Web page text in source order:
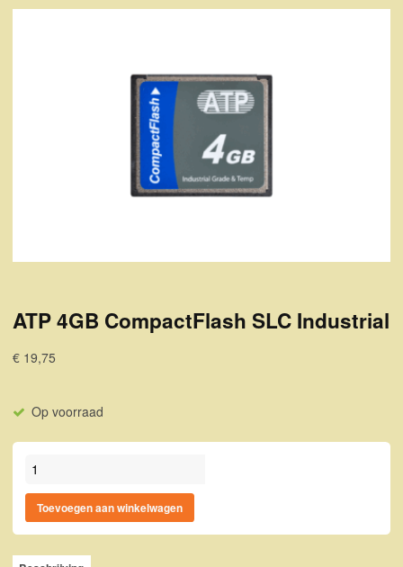
ATP 4GB CompactFlash SLC Industrial
€ 19,75
Op voorraad
ATP 4GB CompactFlash SLC Industrial aantal
Toevoegen aan winkelwagen